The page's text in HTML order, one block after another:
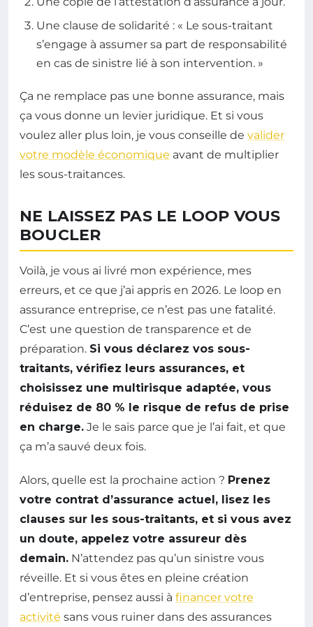
Une clause de solidarité : « Le sous-traitant
s’engage à assumer sa part de responsabilité
en cas de sinistre lié à son intervention. »
Ça ne remplace pas une bonne assurance, mais
ça vous donne un levier juridique. Et si vous
voulez aller plus loin, je vous conseille de valider
votre modèle économique avant de multiplier
les sous-traitances.
NE LAISSEZ PAS LE LOOP VOUS
BOUCLER
Voilà, je vous ai livré mon expérience, mes
erreurs, et ce que j’ai appris en 2026. Le loop en
assurance entreprise, ce n’est pas une fatalité.
C’est une question de transparence et de
préparation. Si vous déclarez vos sous-
traitants, vérifiez leurs assurances, et
choisissez une multirisque adaptée, vous
réduisez de 80 % le risque de refus de prise
en charge. Je le sais parce que je l’ai fait, et que
ça m’a sauvé deux fois.
Alors, quelle est la prochaine action ? Prenez
votre contrat d’assurance actuel, lisez les
clauses sur les sous-traitants, et si vous avez
un doute, appelez votre assureur dès
demain. N’attendez pas qu’un sinistre vous
réveille. Et si vous êtes en pleine création
d’entreprise, pensez aussi à financer votre
activité sans vous ruiner dans des assurances